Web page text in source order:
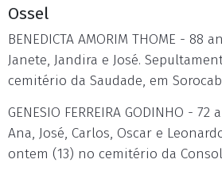
Ossel
BENEDICTA AMORIM THOME - 88
Janete, Jandira e José.
cemitério da Saudade, em
GENESIO FERREIRA GODINHO -
Ana, José, Carlos, Oscar e
ontem (13) no cemitério da